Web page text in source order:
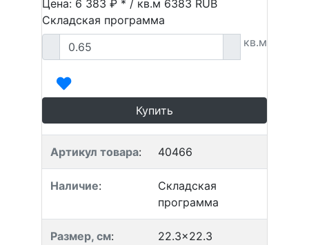
Цена: 6 383 ₽ * / кв.м 6383 RUB
Складская программа
кв.м
Купить
Артикул товара: 40466
Наличие:
Складская
программа
Размер, см: 22.3x22.3